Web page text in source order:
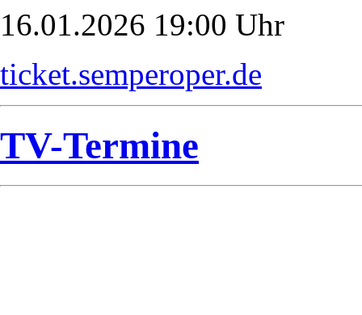
16.01.2026 19:00 Uhr
ticket.semperoper.de
TV-Termine